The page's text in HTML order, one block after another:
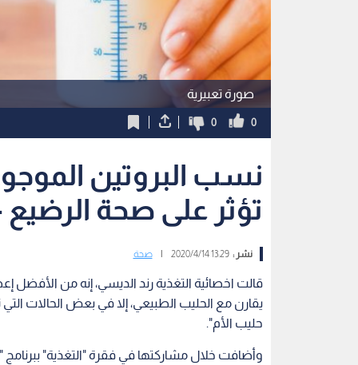
صورة تعبيرية
0
0
نسب البروتين
تؤثر على صحة الرضيع
نشر :13:29 2020/4/14 صحة
قالت اخصائية التغذية رند الديسي، إنه من الأفضل
يقارن مع الحليب الطبيعي، إلا في بعض الحالات
حليب الأم".
وأضافت خلال مشاركتها في فقرة "التغذية" ببرنامج